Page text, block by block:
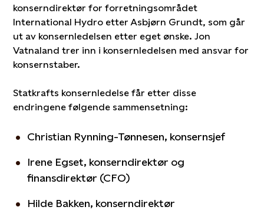
konserndirektør for forretningsområdet
International Hydro etter Asbjørn Grundt, som går
ut av konsernledelsen etter eget ønske. Jon
Vatnaland trer inn i konsernledelsen med ansvar for
konsernstaber.
Statkrafts konsernledelse får etter disse
endringene følgende sammensetning:
Christian Rynning-Tønnesen, konsernsjef
Irene Egset, konserndirektør og
finansdirektør (CFO)
Hilde Bakken, konserndirektør